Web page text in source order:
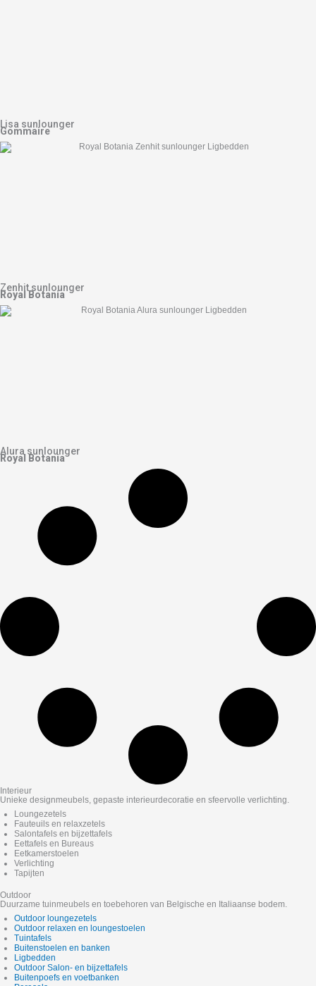
Lisa sunlounger
Gommaire
Zenhit sunlounger
Royal Botania
Alura sunlounger
Royal Botania
Interieur
Unieke designmeubels, gepaste interieurdecoratie en sfeervolle verlichting.
Loungezetels
Fauteuils en relaxzetels
Salontafels en bijzettafels
Eettafels en Bureaus
Eetkamerstoelen
Verlichting
Tapijten
Outdoor
Duurzame tuinmeubels en toebehoren van Belgische en Italiaanse bodem.
Outdoor loungezetels
Outdoor relaxen en loungestoelen
Tuintafels
Buitenstoelen en banken
Ligbedden
Outdoor Salon- en bijzettafels
Buitenpoefs en voetbanken